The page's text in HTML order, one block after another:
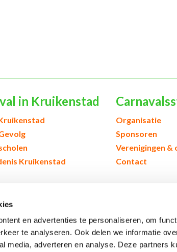
en advertenties te personaliseren, om
te analyseren. Ook delen we informatie
media, adverteren en analyse. Deze partners
in Kruikenstad
Kruikenstad
Organisatie
Sponsoren
Verenigingen &
Contact